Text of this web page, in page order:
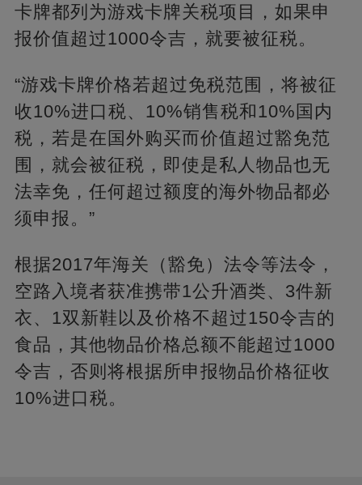
卡牌都列为游戏卡牌关税项目，如果申
报价值超过1000令吉，就要被征税。
“游戏卡牌价格若超过免税范围，将被征
收10%进口税、10%销售税和10%国内
税，若是在国外购买而价值超过豁免范
围，就会被征税，即使是私人物品也无
法幸免，任何超过额度的海外物品都必
须申报。”
根据2017年海关（豁免）法令等法令，
空路入境者获准携带1公升酒类、3件新
衣、1双新鞋以及价格不超过150令吉的
食品，其他物品价格总额不能超过1000
令吉，否则将根据所申报物品价格征收
10%进口税。